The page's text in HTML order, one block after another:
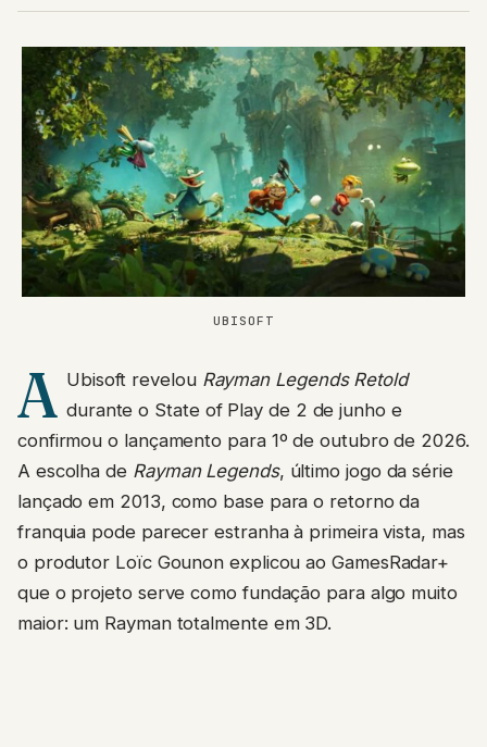
UBISOFT
A Ubisoft revelou Rayman Legends Retold
durante o State of Play de 2 de junho e
confirmou o lançamento para 1º de outubro de 2026.
A escolha de Rayman Legends, último jogo da série
lançado em 2013, como base para o retorno da
franquia pode parecer estranha à primeira vista, mas
o produtor Loïc Gounon explicou ao GamesRadar+
que o projeto serve como fundação para algo muito
maior: um Rayman totalmente em 3D.